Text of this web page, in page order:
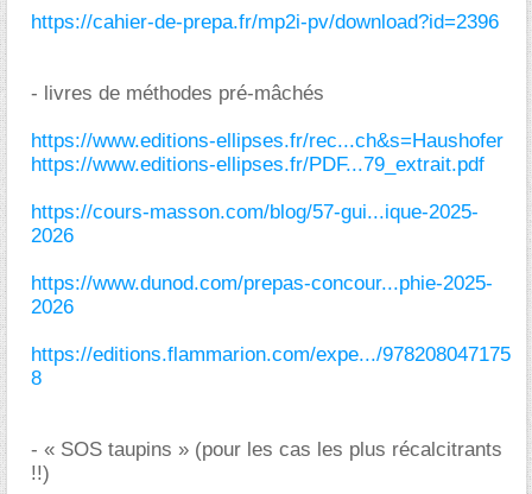
https://cahier-de-prepa.fr/mp2i-pv/download?id=2396
- livres de méthodes pré-mâchés
https://www.editions-ellipses.fr/rec...ch&s=Haushofer
https://www.editions-ellipses.fr/PDF...79_extrait.pdf
https://cours-masson.com/blog/57-gui...ique-2025-
2026
https://www.dunod.com/prepas-concour...phie-2025-
2026
https://editions.flammarion.com/expe.../978208047175
8
- « SOS taupins » (pour les cas les plus récalcitrants
!!)